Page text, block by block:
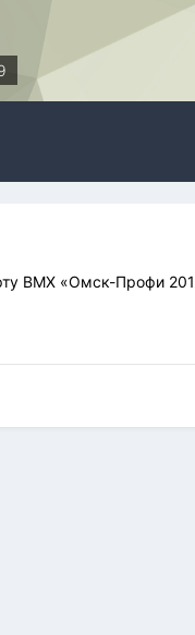
ВМХ «Омск-Профи